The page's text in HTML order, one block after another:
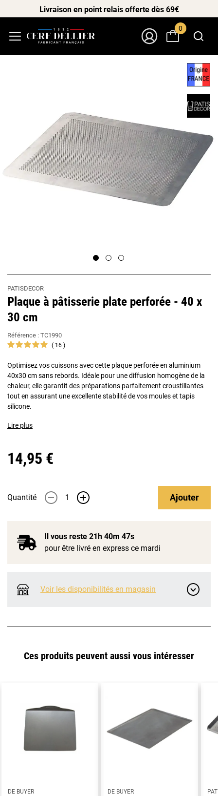
Livraison en point relais offerte dès 69€
0
PATISDECOR
Plaque à pâtisserie plate perforée - 40 x
30 cm
Référence : TC1990
16
Optimisez vos cuissons avec cette plaque perforée en aluminium
40x30 cm sans rebords. Idéale pour une diffusion homogène de la
chaleur, elle garantit des préparations parfaitement croustillantes
tout en assurant une excellente stabilité de vos moules et tapis
silicone.
Lire plus
14,95 €
Quantité - + Ajouter
Il vous reste 21h 40m 46s
pour être livré en express ce mardi
Voir les disponibilités en magasin
Ces produits peuvent aussi vous intéresser
DE BUYER
DE BUYER